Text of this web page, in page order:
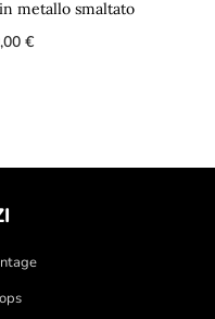
metallo smaltato
€